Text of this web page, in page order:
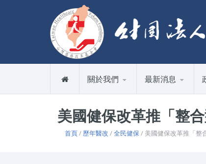
關於我們 最新消息
美國健保改革推「整
首頁/ 歷年醫改 /全民健保/ 美國健保改革推「整